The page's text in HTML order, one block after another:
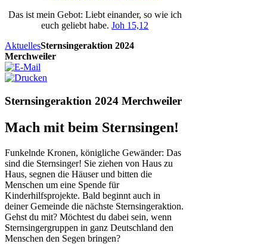
Das ist mein Gebot: Liebt einander, so wie ich
euch geliebt habe.Joh 15,12
AktuellesSternsingeraktion 2024
Merchweiler
Sternsingeraktion 2024 Merchweiler
Mach mit beim Sternsingen!
Funkelnde Kronen, königliche Gewänder: Das
sind die Sternsinger! Sie ziehen von Haus zu
Haus, segnen die Häuser und bitten die
Menschen um eine Spende für
Kinderhilfsprojekte. Bald beginnt auch in
deiner Gemeinde die nächste Sternsingeraktion.
Gehst du mit? Möchtest du dabei sein, wenn
Sternsingergruppen in ganz Deutschland den
Menschen den Segen bringen?